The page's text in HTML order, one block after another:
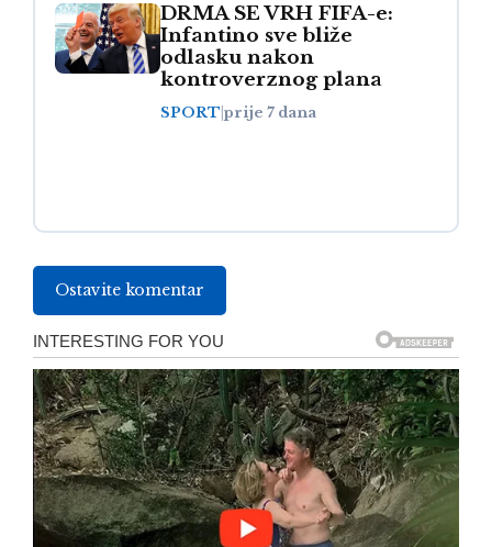
DRMA SE VRH FIFA-e:
Infantino sve bliže
odlasku nakon
kontroverznog plana
SPORT prije 7 dana
Ostavite komentar